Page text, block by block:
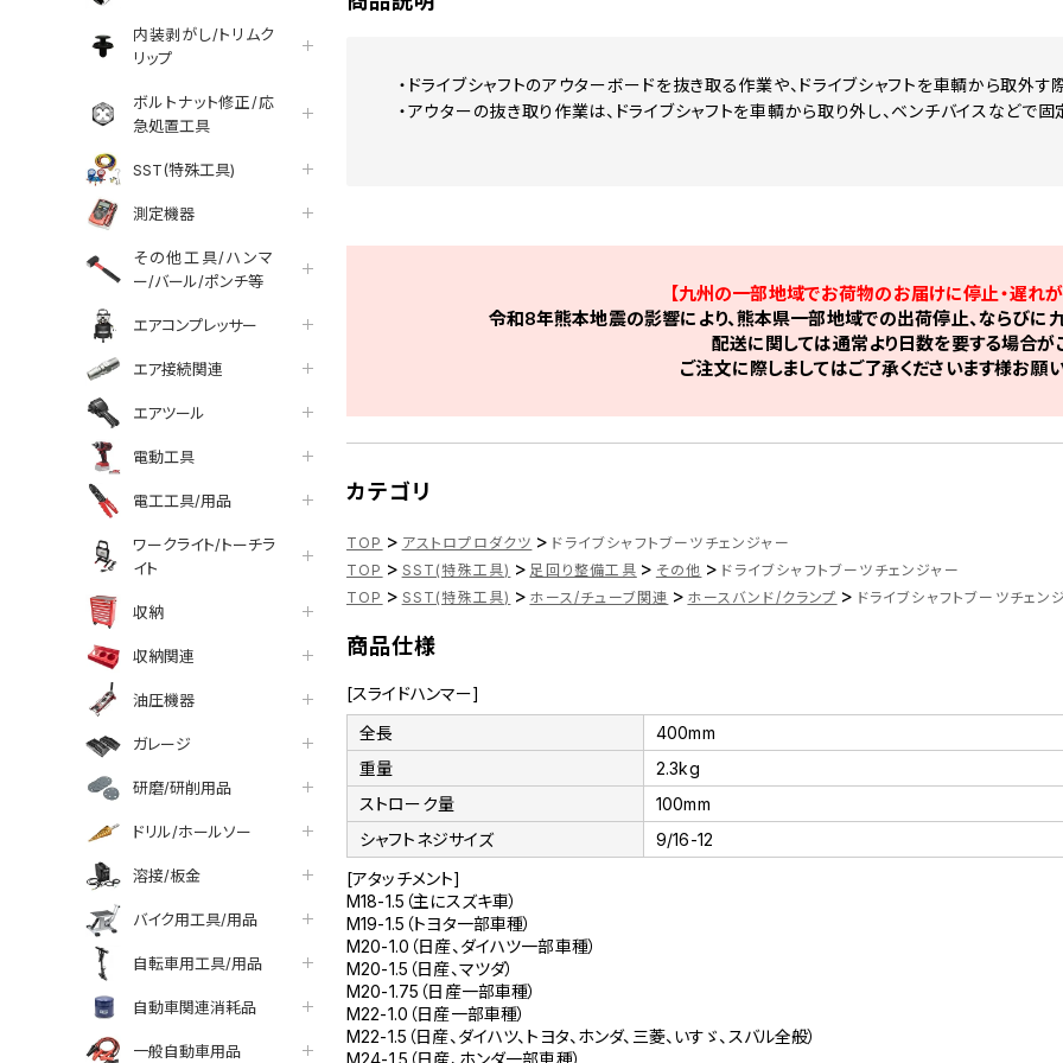
内装剥がし/トリムク
リップ
ボルトナット修正/応
急処置工具
SST(特殊工具)
測定機器
その他工具/ハンマ
ー/バール/ポンチ等
エアコンプレッサー
エア接続関連
エアツール
電動工具
電工工具/用品
ワークライト/トーチラ
イト
収納
収納関連
油圧機器
ガレージ
研磨/研削用品
ドリル/ホールソー
溶接/板金
バイク用工具/用品
自転車用工具/用品
自動車関連消耗品
一般自動車用品
・ドライブシャフトのアウターボードを抜き取る作業や、ドライブシャフトを車輌から取外
・アウターの抜き取り作業は、ドライブシャフトを車輌から取り外し、ベンチバイスなどで
【九州の一部地域でお荷物のお届けに停止・遅れが
令和8年熊本地震の影響により、熊本県一部地域での出荷停止、ならびに
配送に関しては通常より日数を要する場合が
ご注文に際しましてはご了承くださいます様お願
カテゴリ
TOP > アストロプロダクツ > ドライブシャフトブーツチェンジャー
TOP > SST(特殊工具) > 足回り整備工具 > その他 > ドライブシャフトブーツチェンジャー
TOP > SST(特殊工具) > ホース/チューブ関連 > ホースバンド/クランプ > ドライブシャフトブーツチェン
商品仕様
[スライドハンマー]
全長
400mm
重量
2.3kg
ストローク量
100mm
シャフトネジサイズ
9/16-12
[アタッチメント]
M18-1.5（主にスズキ車）
M19-1.5（トヨタ一部車種）
M20-1.0（日産、ダイハツ一部車種）
M20-1.5（日産、マツダ）
M20-1.75（日産一部車種）
M22-1.0（日産一部車種）
M22-1.5（日産、ダイハツ、トヨタ、ホンダ、三菱、いすゞ、スバル全般）
M24-1.5（日産、ホンダ一部車種）